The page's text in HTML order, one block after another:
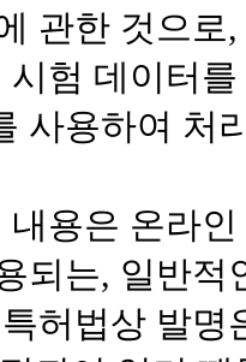
관한 것으
험 데이터
사용하여 처
용은 온라
되는, 일반적
허법상 발명